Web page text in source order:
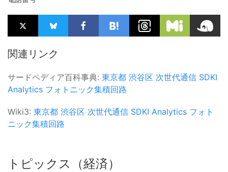
関連リンク
サードペディア百科事典: 東京都 渋谷区 次世代通信 SDKI
Analytics フォトニック集積回路
Wiki3: 東京都 渋谷区 次世代通信 SDKI Analytics フォト
ニック集積回路
トピックス（経済）